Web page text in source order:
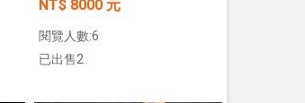
NT$ 8000 元
閱覽人數:6
已出售2